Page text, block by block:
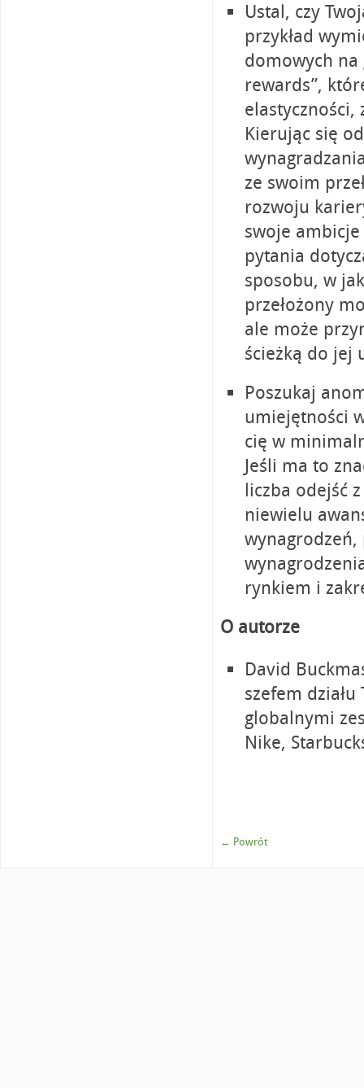
Ustal, czy
przykład
domowych
rewards”,
Kierując się
ze swoim
rozwoju
swoje
pytania
sposobu, w
przełożony
ale może
ścieżką do jej
Poszukaj
umiejętności
cię w
Jeśli ma to
liczba odejść
niewielu
rynkiem i
O autorze
David
szefem
globalnymi
Nike,
← Powrót